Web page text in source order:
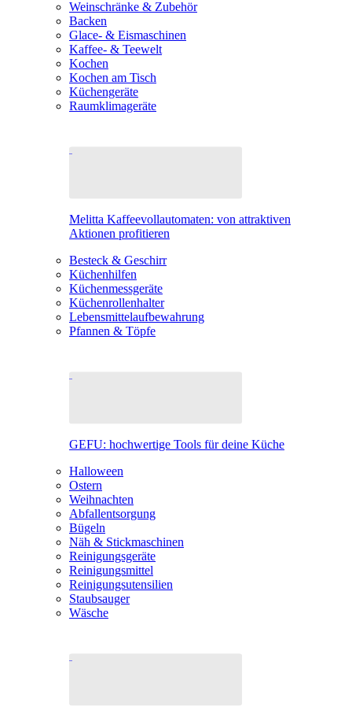
Weinschränke & Zubehör
Backen
Glace- & Eismaschinen
Kaffee- & Teewelt
Kochen
Kochen am Tisch
Küchengeräte
Raumklimageräte
Melitta Kaffeevollautomaten: von attraktiven
Aktionen profitieren
Besteck & Geschirr
Küchenhilfen
Küchenmessgeräte
Küchenrollenhalter
Lebensmittelaufbewahrung
Pfannen & Töpfe
GEFU: hochwertige Tools für deine Küche
Halloween
Ostern
Weihnachten
Abfallentsorgung
Bügeln
Näh & Stickmaschinen
Reinigungsgeräte
Reinigungsmittel
Reinigungsutensilien
Staubsauger
Wäsche